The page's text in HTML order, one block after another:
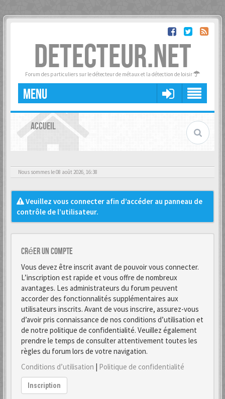
DETECTEUR.NET
Forum des particuliers sur le détecteur de métaux et la détection de loisir
MENU
ACCUEIL
Nous sommes le 08 août 2026, 16:38
Veuillez vous connecter afin d’accéder au panneau de
contrôle de l’utilisateur.
Créer un Compte
Vous devez être inscrit avant de pouvoir vous connecter.
L’inscription est rapide et vous offre de nombreux
avantages. Les administrateurs du forum peuvent
accorder des fonctionnalités supplémentaires aux
utilisateurs inscrits. Avant de vous inscrire, assurez-vous
d’avoir pris connaissance de nos conditions d’utilisation et
de notre politique de confidentialité. Veuillez également
prendre le temps de consulter attentivement toutes les
règles du forum lors de votre navigation.
Conditions d’utilisation | Politique de confidentialité
Inscription